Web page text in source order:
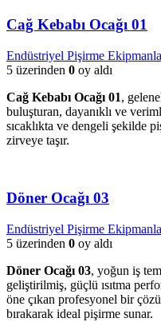
Cağ Kebabı Ocağı 01
Endüstriyel Pişirme
5 üzerinden 0 oy aldı
Cağ Kebabı Ocağı 01,
buluşturan, dayanıklı ve
sıcaklıkta ve dengeli şekilde
zirveye taşır.
Döner Ocağı 03
Endüstriyel Pişirme
5 üzerinden 0 oy aldı
Döner Ocağı 03, yoğun iş
geliştirilmiş, güçlü ısıtma
öne çıkan profesyonel bir
bırakarak ideal pişirme sunar.